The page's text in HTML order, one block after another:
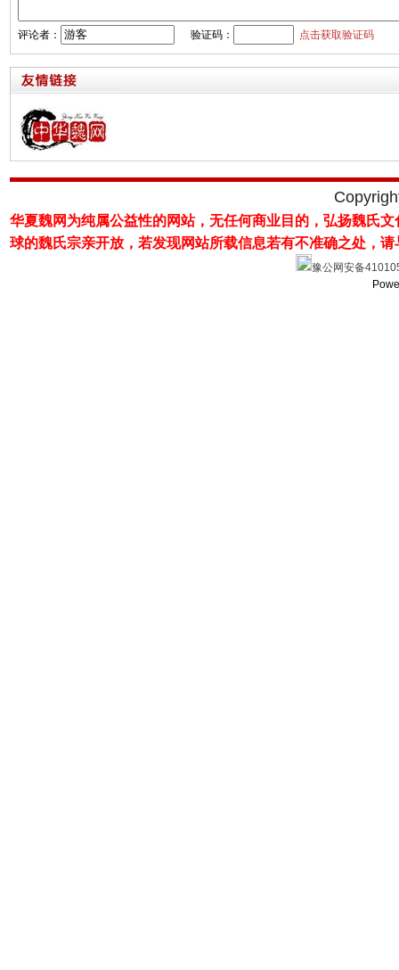
评论者： 验证码： 点击获取验证码
华夏魏网为纯属公益性的网站，无任何商业目的，弘扬魏氏
球的魏氏宗亲开放，若发现网站所载信息若有不准确之处，
豫公网安备